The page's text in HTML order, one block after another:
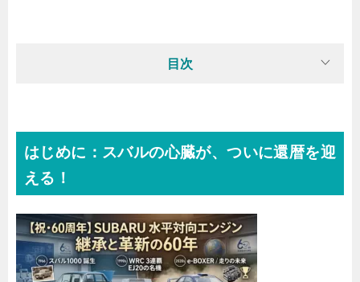
目次
はじめに：スバルの心臓が、ついに還暦を迎
える！